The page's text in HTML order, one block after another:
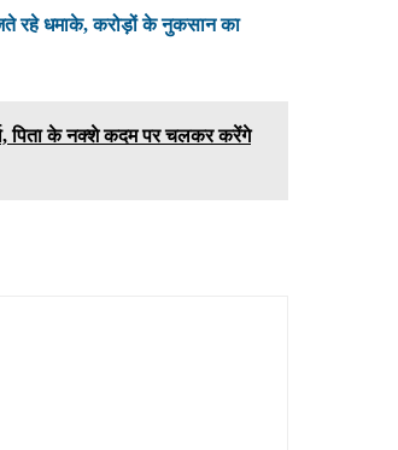
रहे धमाके, करोड़ों के नुकसान का
पिता के नक्शे कदम पर चलकर करेंगे